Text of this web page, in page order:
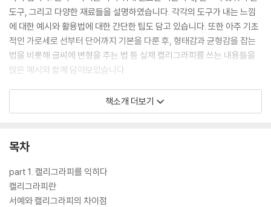
도구, 그리고 다양한 재료들을 설명하였습니다. 각각의 도구가 내는 느낌
에 대한 예시와 활용법에 대한 간단한 팁도 담고 있습니다. 또한 아주 기초
적인 가로세로 선부터 단어까지 기본을 다룬 후, 형태감과 균형감을 잡는
법을 비롯해 글씨에 변형을 주는 법 등 실제 캘리그라피를 쓰는 내용들을
많은 예시와 함께 담아보았습니다.
활용편이라 할 만한 파트 6, 7, 8, 9에서는 실제 작업한 캘리그라피 작품과
작업기, 수채화와 먹그림 등을 활용해 작업하기, 기본적인 한글 캘리그라
의 내용을 담았습니다.
이 외에 Tip class를 통해 저자의 노하우를 아낌없이 담았습니다.
책소개 더보기
목차
part 1. 캘리그라피를 익히다
캘리그라피란
서예와 캘리그라피의 차이점